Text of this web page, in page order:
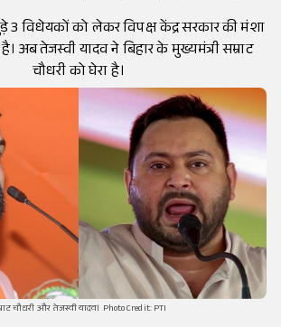
विधेयकों को लेकर विपक्ष केंद्र सरकार की मंशा
अब तेजस्वी यादव ने बिहार के मुख्यमंत्री सम्राट
चौधरी को घेरा है।
चौधरी और तेजस्वी यादव। Photo Credit: PTI